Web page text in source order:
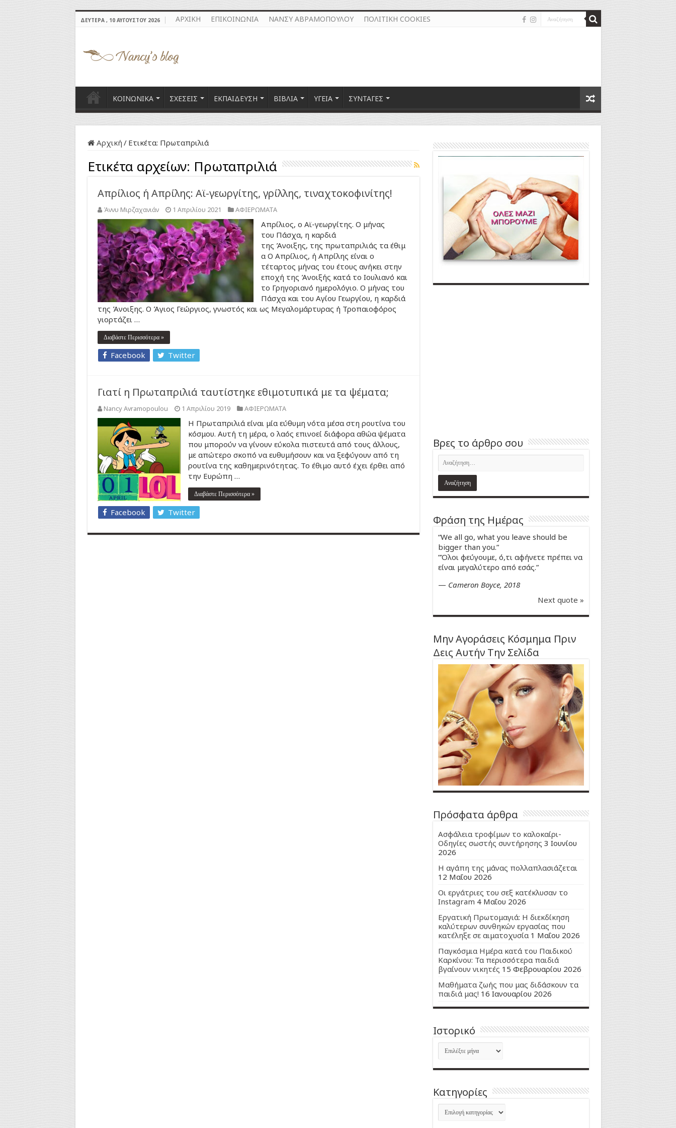
ΔΕΥΤΈΡΑ , 10 ΑΥΓΟΎΣΤΟΥ 2026 ΑΡΧΙΚΗ ΕΠΙΚΟΙΝΩΝΙΑ ΝΑΝΣΥ ΑΒΡΑΜΟΠΟΥΛΟΥ ΠΟΛΙΤΙΚΗ COOKIES
ΚΟΙΝΩΝΙΚΑ ΣΧΕΣΕΙΣ ΕΚΠΑΙΔΕΥΣΗ ΒΙΒΛΙΑ ΥΓΕΙΑ ΣΥΝΤΑΓΕΣ
Αρχική / Ετικέτα: Πρωταπριλιά
Ετικέτα αρχείων: Πρωταπριλιά
Απρίλιος ή Απρίλης: Αϊ-γεωργίτης, γρίλλης, τιναχτοκοφινίτης!
Άννυ Μιρζαχανιάν 1 Απριλίου 2021 ΑΦΙΕΡΩΜΑΤΑ
Απρίλιος, ο Αϊ-γεωργίτης. Ο μήνας
του Πάσχα, η καρδιά
της Άνοιξης, της πρωταπριλιάς τα έθιμ
α Ο Απρίλιος, ή Απρίλης είναι ο
τέταρτος μήνας του έτους ανήκει στην
εποχή της Άνοιξής κατά το Ιουλιανό και
το Γρηγοριανό ημερολόγιο. Ο μήνας του
Πάσχα και του Αγίου Γεωργίου, η καρδιά
της Άνοιξης. Ο Άγιος Γεώργιος, γνωστός και ως Μεγαλομάρτυρας ή Τροπαιοφόρος
γιορτάζει …
Διαβάστε Περισσότερα »
Facebook Twitter
Γιατί η Πρωταπριλιά ταυτίστηκε εθιμοτυπικά με τα ψέματα;
Nancy Avramopoulou 1 Απριλίου 2019 ΑΦΙΕΡΩΜΑΤΑ
Η Πρωταπριλιά είναι μία εύθυμη νότα μέσα στη ρουτίνα του
κόσμου. Αυτή τη μέρα, ο λαός επινοεί διάφορα αθώα ψέματα
που μπορούν να γίνουν εύκολα πιστευτά από τους άλλους,
με απώτερο σκοπό να ευθυμήσουν και να ξεφύγουν από τη
ρουτίνα της καθημερινότητας. Το έθιμο αυτό έχει έρθει από
την Ευρώπη …
Διαβάστε Περισσότερα »
Facebook Twitter
Βρες το άρθρο σου
Φράση της Ημέρας
“We all go, what you leave should be
bigger than you.”
”Όλοι φεύγουμε, ό,τι αφήνετε πρέπει να
είναι μεγαλύτερο από εσάς.”
— Cameron Boyce, 2018
Next quote »
Μην Αγοράσεις Κόσμημα Πριν
Δεις Αυτήν Την Σελίδα
Πρόσφατα άρθρα
Ασφάλεια τροφίμων το καλοκαίρι-
Οδηγίες σωστής συντήρησης 3 Ιουνίου
2026
Η αγάπη της μάνας πολλαπλασιάζεται
12 Μαΐου 2026
Οι εργάτριες του σεξ κατέκλυσαν το
Instagram 4 Μαΐου 2026
Εργατική Πρωτομαγιά: Η διεκδίκηση
καλύτερων συνθηκών εργασίας που
κατέληξε σε αιματοχυσία 1 Μαΐου 2026
Παγκόσμια Ημέρα κατά του Παιδικού
Καρκίνου: Τα περισσότερα παιδιά
βγαίνουν νικητές 15 Φεβρουαρίου 2026
Μαθήματα ζωής που μας διδάσκουν τα
παιδιά μας! 16 Ιανουαρίου 2026
Ιστορικό
Ιστορικό
Kατηγορίες
Kατηγορίες